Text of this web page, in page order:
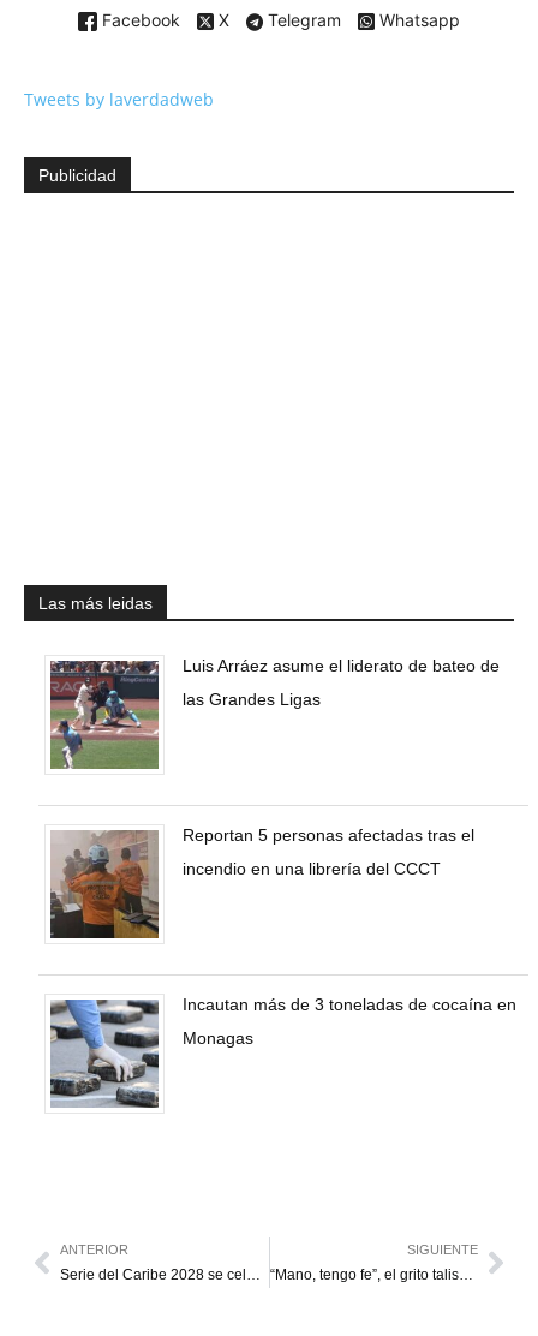
Facebook X Telegram Whatsapp
Tweets by laverdadweb
Publicidad
Las más leidas
Luis Arráez asume el liderato de bateo de
las Grandes Ligas
Reportan 5 personas afectadas tras el
incendio en una librería del CCCT
Incautan más de 3 toneladas de cocaína en
Monagas
ANTERIOR
Serie del Caribe 2028 se celebrará en el Ioan Depot Park de Miami
SIGUIENTE
“Mano, tengo fe”, el grito talismán de los seguidores de la Vinotinto